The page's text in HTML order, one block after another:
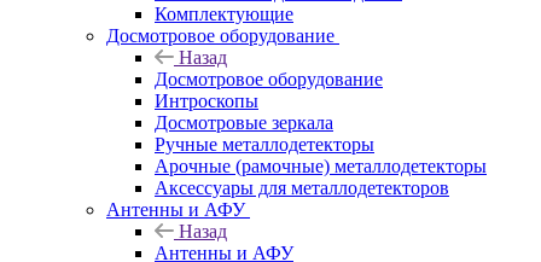
Комплектующие
Досмотровое оборудование
Назад
Досмотровое оборудование
Интроскопы
Досмотровые зеркала
Ручные металлодетекторы
Арочные (рамочные) металлодетекторы
Аксессуары для металлодетекторов
Антенны и АФУ
Назад
Антенны и АФУ